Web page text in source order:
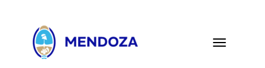
Toggle